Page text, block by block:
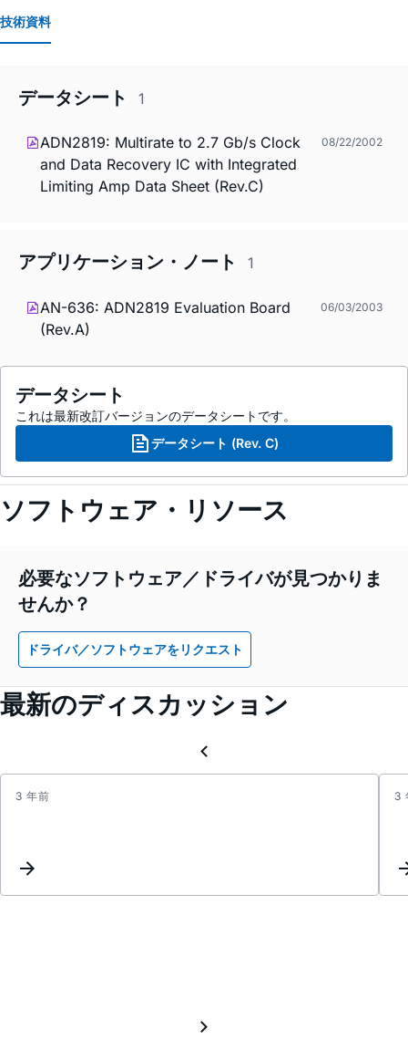
技術資料
データシート 1
ADN2819: Multirate to 2.7 Gb/s Clock
and Data Recovery IC with Integrated
Limiting Amp Data Sheet (Rev.C)
08/22/2002
アプリケーション・ノート 1
AN-636: ADN2819 Evaluation Board
(Rev.A)
06/03/2003
データシート
これは最新改訂バージョンのデータシートです。
データシート (Rev. C)
ソフトウェア・リソース
必要なソフトウェア／ドライバが見つかりま
せんか？
ドライバ／ソフトウェアをリクエスト
最新のディスカッション
3 年前 3